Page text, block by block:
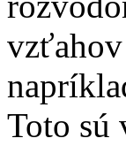
vzťahov
Toto sú